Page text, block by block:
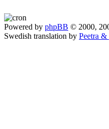
Powered by phpBB © 2000,
Swedish translation by Peetra